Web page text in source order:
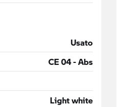
Usato
CE 04 - Abs
Light white